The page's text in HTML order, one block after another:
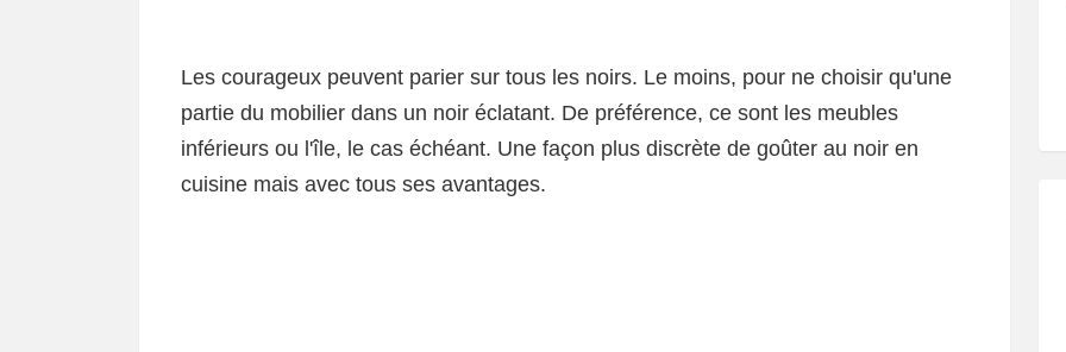
Les courageux peuvent parier sur tous les noirs. Le moins, pour ne choisir qu'une
partie du mobilier dans un noir éclatant. De préférence, ce sont les meubles
inférieurs ou l'île, le cas échéant. Une façon plus discrète de goûter au noir en
cuisine mais avec tous ses avantages.